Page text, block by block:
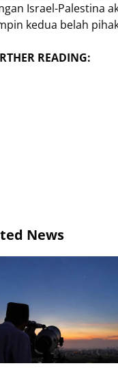
Israel-Palestina
kedua belah
READING:
News